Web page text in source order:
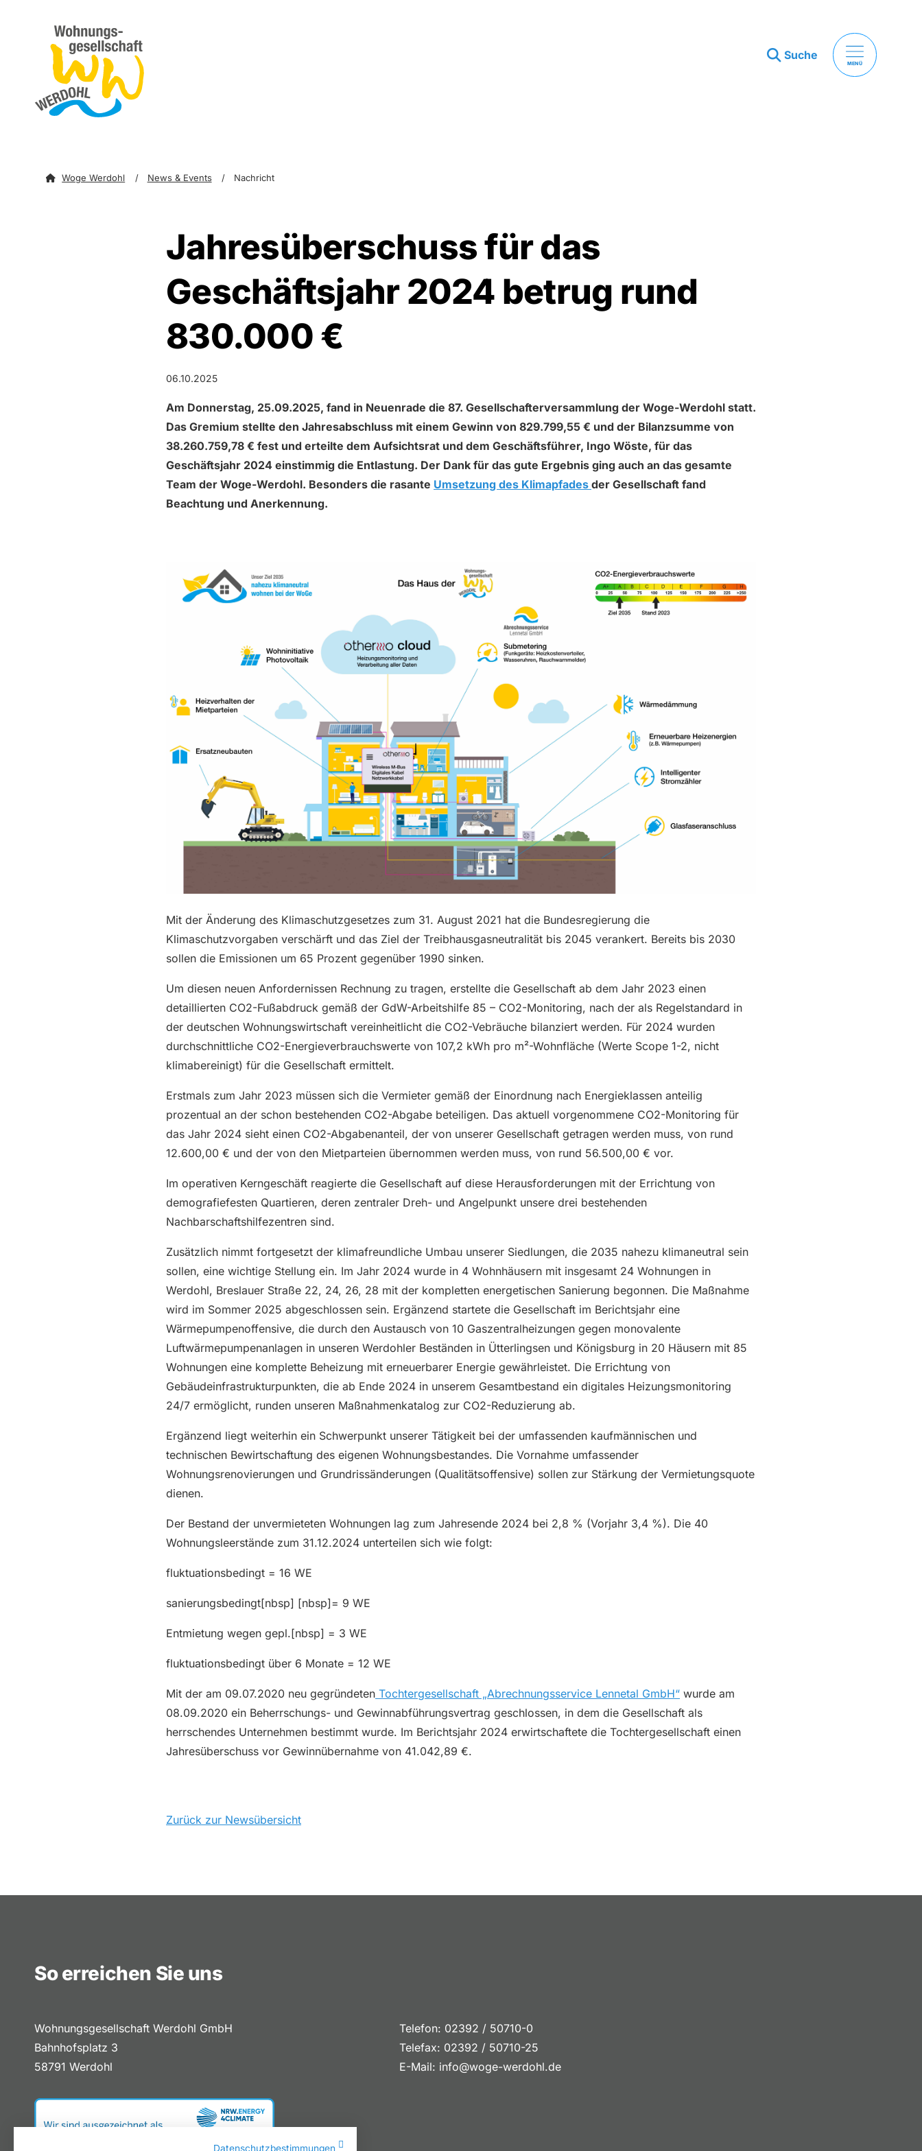
Suche
MENÜ
zum Inhalt springen
Woge Werdohl News & Events Nachricht
Jahresüberschuss für das
Geschäftsjahr 2024 betrug rund
830.000 €
06.10.2025
Am Donnerstag, 25.09.2025, fand in Neuenrade die 87. Gesellschafterversammlung der Woge-Werdohl statt.
Das Gremium stellte den Jahresabschluss mit einem Gewinn von 829.799,55 € und der Bilanzsumme von
38.260.759,78 € fest und erteilte dem Aufsichtsrat und dem Geschäftsführer, Ingo Wöste, für das
Geschäftsjahr 2024 einstimmig die Entlastung. Der Dank für das gute Ergebnis ging auch an das gesamte
Team der Woge-Werdohl. Besonders die rasante Umsetzung des Klimapfades der Gesellschaft fand
Beachtung und Anerkennung.
Mit der Änderung des Klimaschutzgesetzes zum 31. August 2021 hat die Bundesregierung die
Klimaschutzvorgaben verschärft und das Ziel der Treibhausgasneutralität bis 2045 verankert. Bereits bis 2030
sollen die Emissionen um 65 Prozent gegenüber 1990 sinken.
Um diesen neuen Anfordernissen Rechnung zu tragen, erstellte die Gesellschaft ab dem Jahr 2023 einen
detaillierten CO2-Fußabdruck gemäß der GdW-Arbeitshilfe 85 – CO2-Monitoring, nach der als Regelstandard in
der deutschen Wohnungswirtschaft vereinheitlicht die CO2-Vebräuche bilanziert werden. Für 2024 wurden
durchschnittliche CO2-Energieverbrauchswerte von 107,2 kWh pro m²-Wohnfläche (Werte Scope 1-2, nicht
klimabereinigt) für die Gesellschaft ermittelt.
Erstmals zum Jahr 2023 müssen sich die Vermieter gemäß der Einordnung nach Energieklassen anteilig
prozentual an der schon bestehenden CO2-Abgabe beteiligen. Das aktuell vorgenommene CO2-Monitoring für
das Jahr 2024 sieht einen CO2-Abgabenanteil, der von unserer Gesellschaft getragen werden muss, von rund
12.600,00 € und der von den Mietparteien übernommen werden muss, von rund 56.500,00 € vor.
Im operativen Kerngeschäft reagierte die Gesellschaft auf diese Herausforderungen mit der Errichtung von
demografiefesten Quartieren, deren zentraler Dreh- und Angelpunkt unsere drei bestehenden
Nachbarschaftshilfezentren sind.
Zusätzlich nimmt fortgesetzt der klimafreundliche Umbau unserer Siedlungen, die 2035 nahezu klimaneutral sein
sollen, eine wichtige Stellung ein. Im Jahr 2024 wurde in 4 Wohnhäusern mit insgesamt 24 Wohnungen in
Werdohl, Breslauer Straße 22, 24, 26, 28 mit der kompletten energetischen Sanierung begonnen. Die Maßnahme
wird im Sommer 2025 abgeschlossen sein. Ergänzend startete die Gesellschaft im Berichtsjahr eine
Wärmepumpenoffensive, die durch den Austausch von 10 Gaszentralheizungen gegen monovalente
Luftwärmepumpenanlagen in unseren Werdohler Beständen in Ütterlingsen und Königsburg in 20 Häusern mit 85
Wohnungen eine komplette Beheizung mit erneuerbarer Energie gewährleistet. Die Errichtung von
Gebäudeinfrastrukturpunkten, die ab Ende 2024 in unserem Gesamtbestand ein digitales Heizungsmonitoring
24/7 ermöglicht, runden unseren Maßnahmenkatalog zur CO2-Reduzierung ab.
Ergänzend liegt weiterhin ein Schwerpunkt unserer Tätigkeit bei der umfassenden kaufmännischen und
technischen Bewirtschaftung des eigenen Wohnungsbestandes. Die Vornahme umfassender
Wohnungsrenovierungen und Grundrissänderungen (Qualitätsoffensive) sollen zur Stärkung der Vermietungsquote
dienen.
Der Bestand der unvermieteten Wohnungen lag zum Jahresende 2024 bei 2,8 % (Vorjahr 3,4 %). Die 40
Wohnungsleerstände zum 31.12.2024 unterteilen sich wie folgt:
fluktuationsbedingt = 16 WE
sanierungsbedingt[nbsp] [nbsp]= 9 WE
Entmietung wegen gepl.[nbsp] = 3 WE
fluktuationsbedingt über 6 Monate = 12 WE
Mit der am 09.07.2020 neu gegründeten Tochtergesellschaft „Abrechnungsservice Lennetal GmbH“ wurde am
08.09.2020 ein Beherrschungs- und Gewinnabführungsvertrag geschlossen, in dem die Gesellschaft als
herrschendes Unternehmen bestimmt wurde. Im Berichtsjahr 2024 erwirtschaftete die Tochtergesellschaft einen
Jahresüberschuss vor Gewinnübernahme von 41.042,89 €.
Zurück zur Newsübersicht
So erreichen Sie uns
Wohnungsgesellschaft Werdohl GmbH
Bahnhofsplatz 3
58791 Werdohl
Telefon: 02392 / 50710-0
Telefax: 02392 / 50710-25
E-Mail: info@woge-werdohl.de
Datenschutzbestimmungen